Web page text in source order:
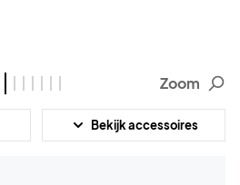
Zoom
Bekijk accessoires